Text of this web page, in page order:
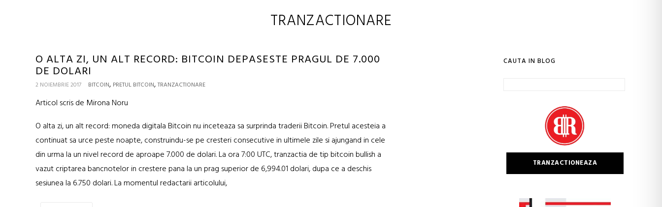
TRANZACTIONARE
O ALTA ZI, UN ALT RECORD: BITCOIN DEPASESTE PRAGUL DE 7.000
DE DOLARI
2 NOIEMBRIE 2017 BITCOIN, PRETUL BITCOIN, TRANZACTIONARE
Articol scris de Mirona Noru
O alta zi, un alt record: moneda digitala Bitcoin nu inceteaza sa surprinda traderii Bitcoin. Pretul acesteia a
continuat sa urce peste noapte, construindu-se pe cresteri consecutive in ultimele zile si ajungand in cele
din urma la un nivel record de aproape 7.000 de dolari. La ora 7:00 UTC, tranzactia de tip bitcoin bullish a
vazut criptarea bancnotelor in crestere pana la un prag superior de 6,994.01 dolari, dupa ce a deschis
sesiunea la 6.750 dolari. La momentul redactarii articolului,
CAUTA IN BLOG
TRANZACTIONEAZA